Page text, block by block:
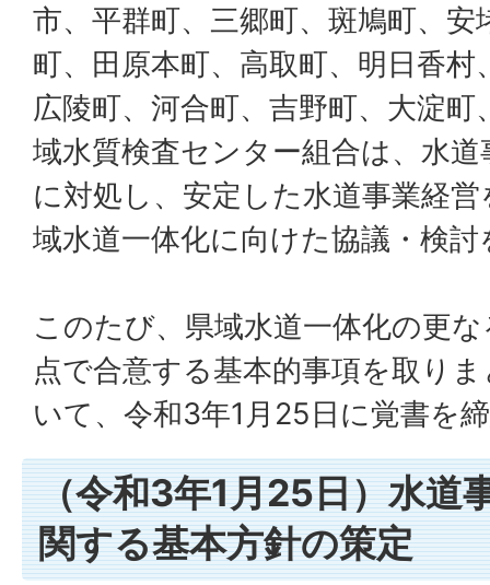
市、平群町、三郷町、斑鳩町、安
町、田原本町、高取町、明日香村
広陵町、河合町、吉野町、大淀
域水質検査センター組合は、水
に対処し、安定した水道事業経
域水道一体化に向けた協議・検
このたび、県域水道一体化の更
点で合意する基本的事項を取り
いて、令和3年1月25日に覚書を
（令和3年1月25日）水道
関する基本方針の策定